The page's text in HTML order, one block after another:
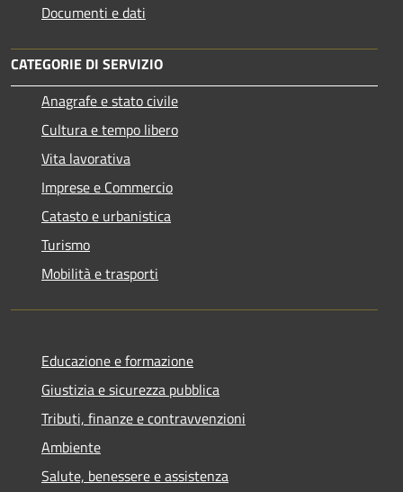
Documenti e dati
CATEGORIE DI SERVIZIO
Anagrafe e stato civile
Cultura e tempo libero
Vita lavorativa
Imprese e Commercio
Catasto e urbanistica
Turismo
Mobilità e trasporti
Educazione e formazione
Giustizia e sicurezza pubblica
Tributi, finanze e contravvenzioni
Ambiente
Salute, benessere e assistenza